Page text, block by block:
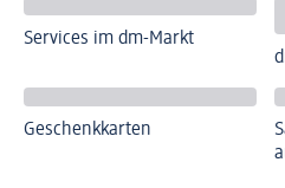
Services im dm-Markt
Geschenkkarten